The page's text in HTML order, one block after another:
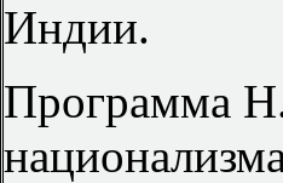
Индии.
Программа